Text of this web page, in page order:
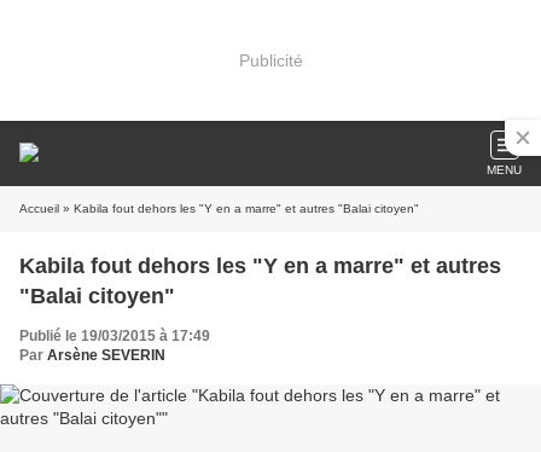
Publicité
MENU
Accueil » Kabila fout dehors les "Y en a marre" et autres "Balai citoyen"
Kabila fout dehors les "Y en a marre" et autres
"Balai citoyen"
Publié le 19/03/2015 à 17:49
Par Arsène SEVERIN